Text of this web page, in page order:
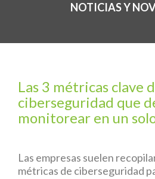
NOTICIAS Y
Las 3 métricas clave
ciberseguridad que
monitorear en un
Las empresas suelen
métricas de ciberseguridad